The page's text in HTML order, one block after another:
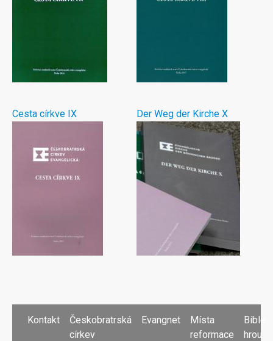
Cesta církve IX Der Weg der Kirche X
PATIČKA
Kontakt
Českobratrská
církev
Evangnet
Místa
reformace
Bible
hrou